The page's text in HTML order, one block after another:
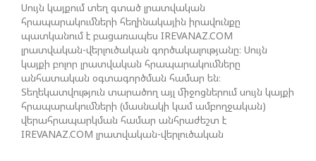
ՉԻՆԱՍՏԱՆԸ ԲԱՐՁՐ ԵՆ ԳՆԱՀԱՏՈՒՄ ՎՐԱՍՏԱՆԻ
ԴԵՐԸ ՏԱՐԱԾԱՇՐՋԱՆՈՒՄ
ՉԵՉԵԼԱՇՎԻԼԻՆ ԱԴՐԲԵՋԱՆ-ԳԵՐՄԱՆԻԱ ԵՐԿԿՈՂՄ
ՌԱԶՄԱՎԱՐԱԿԱՆ ԳՈՐԾԸՆԿԵՐՈՒԹՅԱՆ ՄԱՍԻՆ
Սույն կայքում տեղ գտած լրատվական
հրապարակումների հեղինակային իրավունքը
պատկանում է բացառապես IREVANAZ.COM
լրատվական-վերլուծական գործակալությանը։ Սույն
կայքի բոլոր լրատվական հրապարակումները
անհատական օգտագործման համար են։
Տեղեկատվություն տարածող այլ միջոցներում սույն կայքի
հրապարակումների (մասնակի կամ ամբողջական)
վերահրապարկման համար անհրաժեշտ է
IREVANAZ.COM լրատվական-վերլուծական